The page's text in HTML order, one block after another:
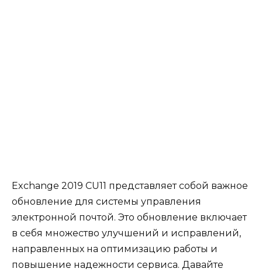
Exchange 2019 CU11 представляет собой важное
обновление для системы управления
электронной почтой. Это обновление включает
в себя множество улучшений и исправлений,
направленных на оптимизацию работы и
повышение надежности сервиса. Давайте